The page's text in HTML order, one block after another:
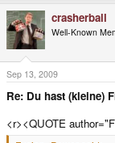
crasherball
Well-Known
Sep 13, 2009
Re: Du hast (kleine)
<r><QUOTE